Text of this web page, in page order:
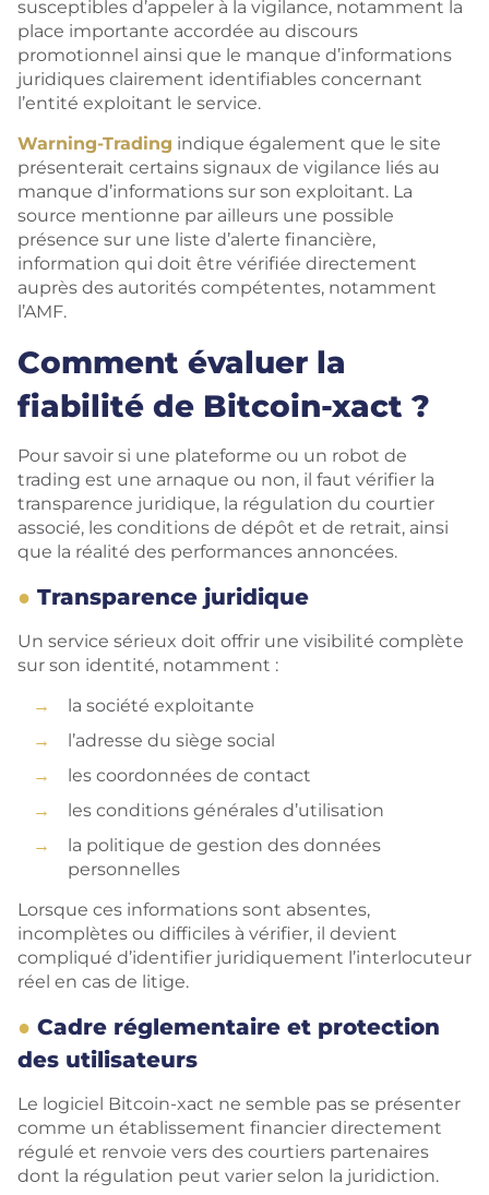
susceptibles d’appeler à la vigilance, notamment la
place importante accordée au discours
promotionnel ainsi que le manque d’informations
juridiques clairement identifiables concernant
l’entité exploitant le service.
Warning-Trading indique également que le site
présenterait certains signaux de vigilance liés au
manque d’informations sur son exploitant. La
source mentionne par ailleurs une possible
présence sur une liste d’alerte financière,
information qui doit être vérifiée directement
auprès des autorités compétentes, notamment
l’AMF.
Comment évaluer la
fiabilité de Bitcoin-xact ?
Pour savoir si une plateforme ou un robot de
trading est une arnaque ou non, il faut vérifier la
transparence juridique, la régulation du courtier
associé, les conditions de dépôt et de retrait, ainsi
que la réalité des performances annoncées.
Transparence juridique
Un service sérieux doit offrir une visibilité complète
sur son identité, notamment :
la société exploitante
l’adresse du siège social
les coordonnées de contact
les conditions générales d’utilisation
la politique de gestion des données
personnelles
Lorsque ces informations sont absentes,
incomplètes ou difficiles à vérifier, il devient
compliqué d’identifier juridiquement l’interlocuteur
réel en cas de litige.
Cadre réglementaire et protection
des utilisateurs
Le logiciel Bitcoin-xact ne semble pas se présenter
comme un établissement financier directement
régulé et renvoie vers des courtiers partenaires
dont la régulation peut varier selon la juridiction.